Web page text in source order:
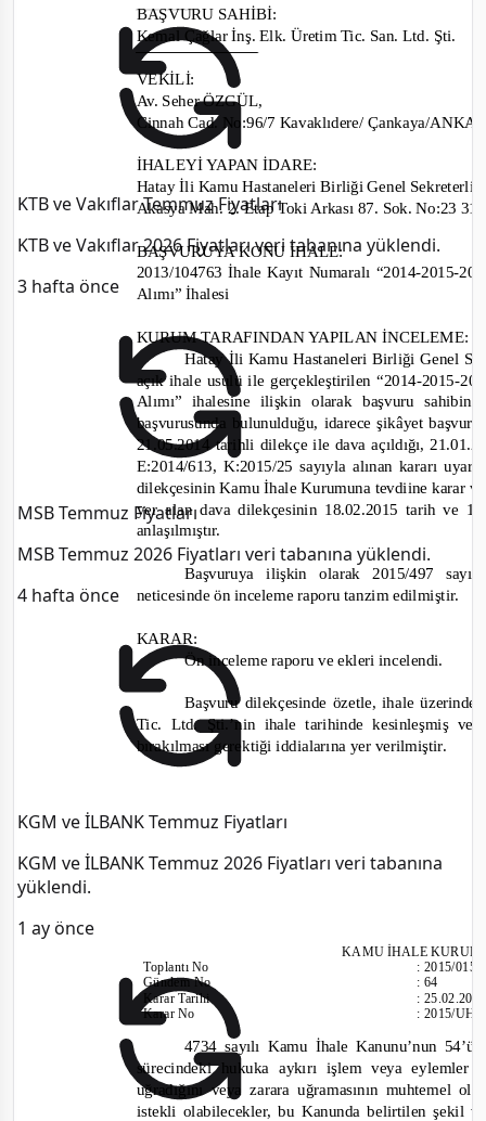
KTB ve Vakıflar Temmuz Fiyatları
KTB ve Vakıflar 2026 Fiyatları veri tabanına yüklendi.
3 hafta önce
MSB Temmuz Fiyatları
MSB Temmuz 2026 Fiyatları veri tabanına yüklendi.
4 hafta önce
KGM ve İLBANK Temmuz Fiyatları
KGM ve İLBANK Temmuz 2026 Fiyatları veri tabanına
yüklendi.
1 ay önce
BAŞVURU SAHİBİ:
Kemal Çağlar İnş. Elk. Üretim Tic. San. Ltd. Şti.
VEKİLİ:
Av. Seher ÖZGÜL,
Cinnah Cad. No:96/7 Kavaklıdere/ Çankaya/
İHALEYİ YAPAN İDARE:
Hatay İli Kamu Hastaneleri Birliği Genel Sekreterliği
Akasya Mah. 2. Etap Toki Arkası 87. Sok. No:23
BAŞVURUYA KONU İHALE:
2013/104763İhale Kayıt Numaralı “2014-2015-
Alımı” İhalesi
KURUM TARAFINDAN YAPILAN İNCELEME:
Hatay İli Kamu Hastaneleri Birliği Genel
açık ihale usulüile gerçekleştirilen “2014-2015-
Alımı”ihalesine ilişkin olarak başvuru
başvurusunda bulunulduğu, idarece şikâyet
21.05.2014 tarihli dilekçe ile dava açıldığı, 21.0
E:2014/613, K:2015/25 sayıyla alınan kararı
dilekçesinin Kamu İhale Kurumuna tevdiine karar
yer alan dava dilekçesinin 18.02.2015 tarih ve
anlaşılmıştır.
Başvuruya ilişkin olarak 2015/497
neticesinde ön inceleme raporu tanzim edilmiştir.
KARAR:
Ön inceleme raporu ve ekleri incelendi
Başvuru dilekçesinde özetle,ihale üzerinde
Tic. Ltd. Şti.’nin ihale tarihinde kesinleşmiş
bırakılması gerektiğiiddialarına yer verilmiştir.
KAMU İHALE
Toplantı No
Gündem No
Karar Tarihi
Karar No
:2015/015
:64
:
:2015/
4734 sayılı Kamu İhale Kanunu’nun
sürecindeki hukuka aykırı işlem veya
uğradığını veya zarara uğramasının
istekli olabilecekler, bu Kanunda belirtilen şekil